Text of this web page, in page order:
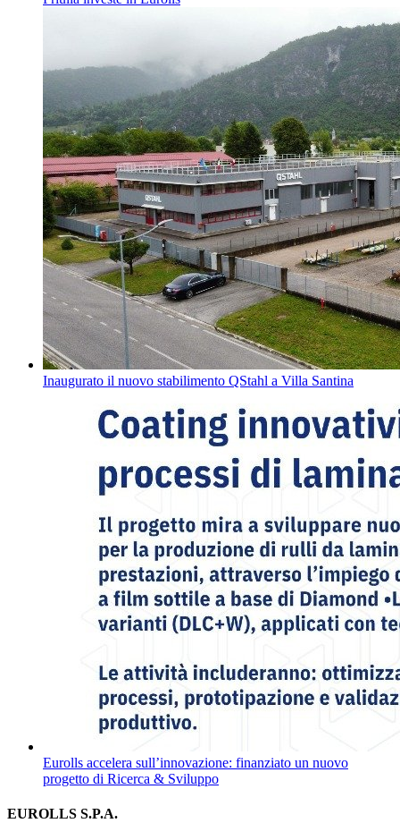
Inaugurato il nuovo stabilimento QStahl a Villa Santina
Eurolls accelera sull’innovazione: finanziato un nuovo
progetto di Ricerca & Sviluppo
EUROLLS S.P.A.